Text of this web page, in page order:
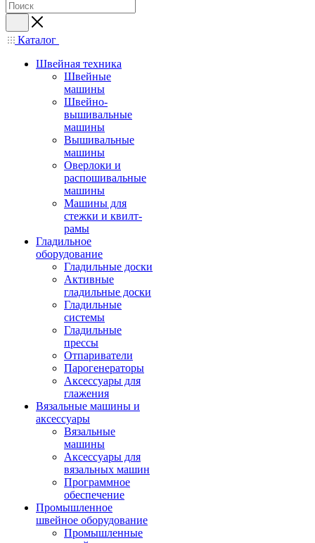
Каталог
Швейная техника
Швейные
машины
Швейно-
вышивальные
машины
Вышивальные
машины
Оверлоки и
распошивальные
машины
Машины для
стежки и квилт-
рамы
Гладильное
оборудование
Гладильные доски
Активные
гладильные доски
Гладильные
системы
Гладильные
прессы
Отпариватели
Парогенераторы
Аксессуары для
глажения
Вязальные машины и
аксессуары
Вязальные
машины
Аксессуары для
вязальных машин
Программное
обеспечение
Промышленное
швейное оборудование
Промышленные